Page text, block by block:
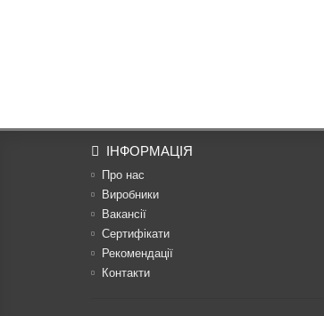
ІНФОРМАЦІЯ
Про нас
Виробники
Вакансії
Сертифікати
Рекомендації
Контакти